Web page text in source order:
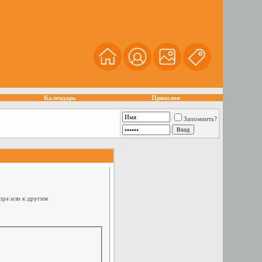
Календарь Призолов
Запомнить?
или к другим